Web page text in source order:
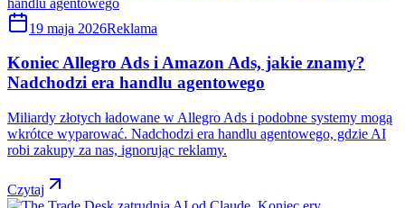
19 maja 2026Reklama
Koniec Allegro Ads i Amazon Ads, jakie znamy?
Nadchodzi era handlu agentowego
Miliardy złotych ładowane w Allegro Ads i podobne systemy mogą
wkrótce wyparować. Nadchodzi era handlu agentowego, gdzie AI
robi zakupy za nas, ignorując reklamy.
Czytaj